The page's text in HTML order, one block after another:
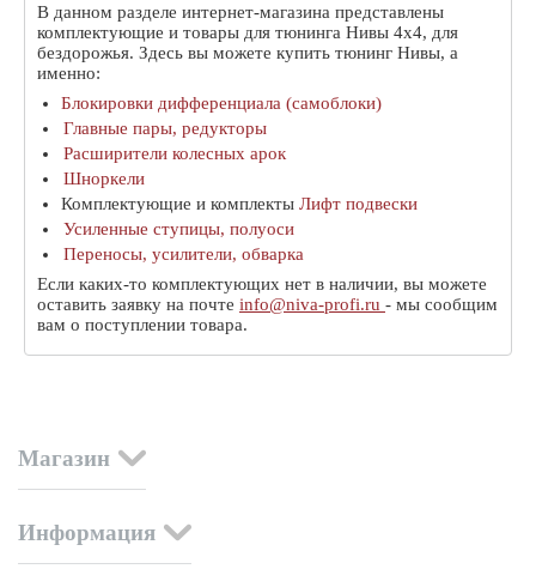
В данном разделе интернет-магазина представлены
комплектующие и товары для тюнинга Нивы 4х4, для
бездорожья. Здесь вы можете купить тюнинг Нивы, а
именно:
Блокировки дифференциала (самоблоки)
Главные пары, редукторы
Расширители колесных арок
Шноркели
Комплектующие и комплекты Лифт подвески
Усиленные ступицы, полуоси
Переносы, усилители, обварка
Если каких-то комплектующих нет в наличии, вы можете
оставить заявку на почте info@niva-profi.ru - мы сообщим
вам о поступлении товара.
Магазин
Информация